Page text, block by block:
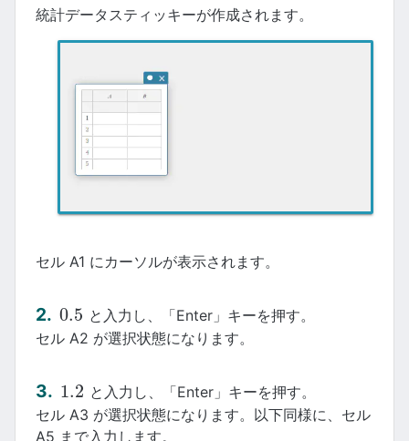
統計データスティッキーが作成されます。
セル A1 にカーソルが表示されます。
0.5
0.5 と入力し、「Enter」キーを押す。
セル A2 が選択状態になります。
1.2
1.2
と入力し、「Enter」キーを押す。
セル A3 が選択状態になります。以下同様に、セル
A5 まで入力します。